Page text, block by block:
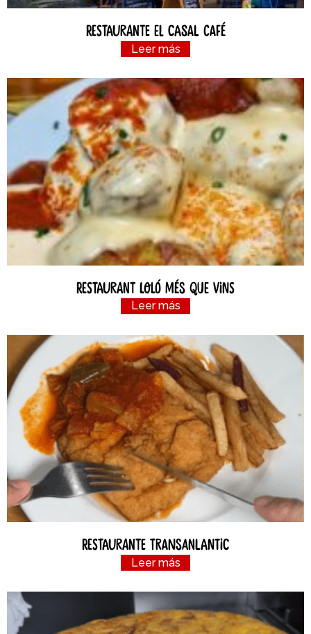
Restaurante el Casal Café
Leer más
Restaurant Loló Més Que Vins
Leer más
Restaurante Transanlantic
Leer más